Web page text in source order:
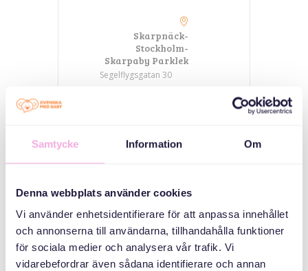
Samtycke Information Om
Denna webbplats använder cookies
Vi använder enhetsidentifierare för att anpassa innehållet
och annonserna till användarna, tillhandahålla funktioner
för sociala medier och analysera vår trafik. Vi
vidarebefordrar även sådana identifierare och annan
Skarpnäck-
Stockholm-
Skarpaby Parklek
Segelflygsgatan 30
سازمان دهنده